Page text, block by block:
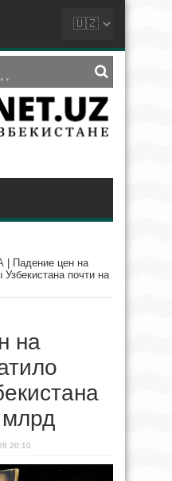
Падение цен на
почти на
на
млрд
20:10